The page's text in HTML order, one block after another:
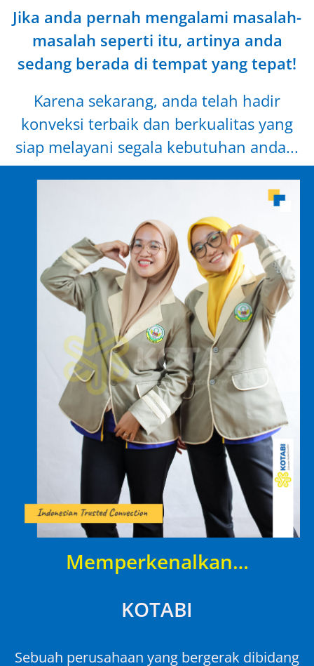
Jika anda pernah mengalami masalah-
masalah seperti itu, artinya anda
sedang berada di tempat yang tepat!
Karena sekarang, anda telah hadir
konveksi terbaik dan berkualitas yang
siap melayani segala kebutuhan anda...
Memperkenalkan…
KOTABI
Sebuah perusahaan yang bergerak dibidang